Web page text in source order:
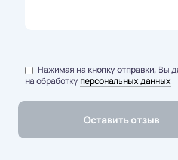
Нажимая на кнопку отправки, Вы
на обработку персональных данных